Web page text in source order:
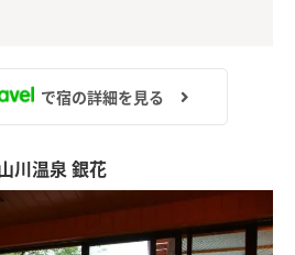
で宿の詳細を見る
川温泉 銀花